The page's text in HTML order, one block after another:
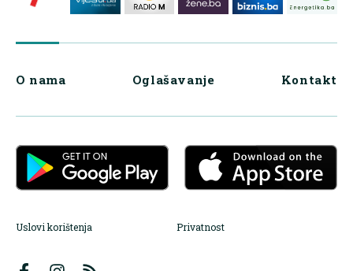
O nama Oglašavanje Kontakt
Uslovi korištenja Privatnost